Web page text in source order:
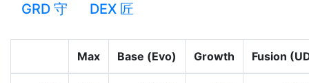
GRD 守
DEX 匠
Max Base (Evo) Growth Fusion